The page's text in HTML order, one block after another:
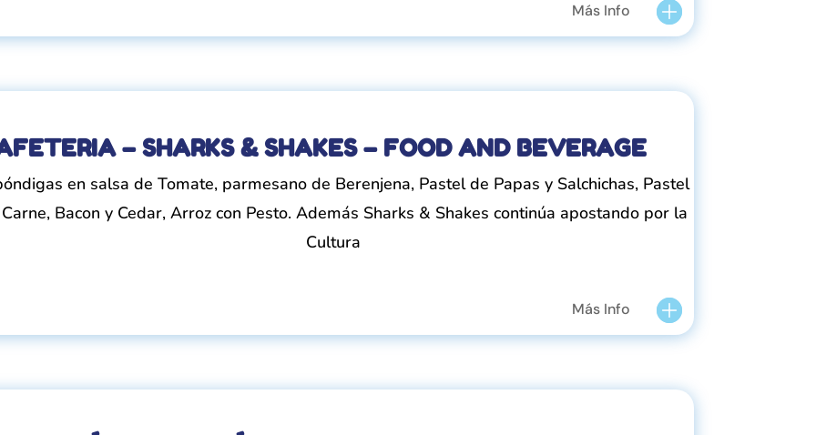
Más Info
– SHARKS & SHAKES – FOOD AND BEVERAGE
en salsa de Tomate, parmesano de Berenjena, Pastel de Papas y Salchichas, Pastel
Bacon y Cedar, Arroz con Pesto. Además Sharks & Shakes continúa apostando por la
Cultura
Más Info